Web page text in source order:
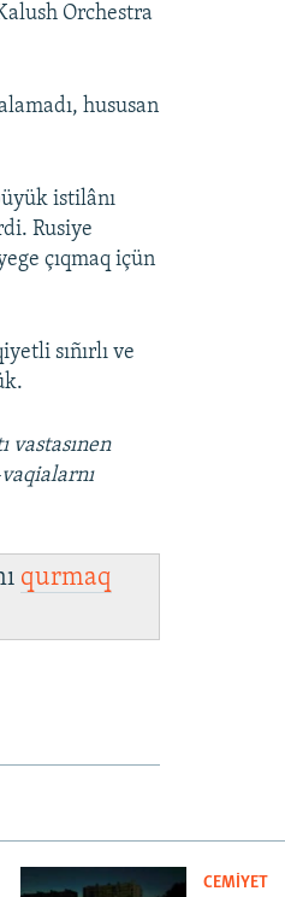
Orchestra
hususan
istilânı
Rusiye
çıqmaq içün
sıñırlı ve
vastasınen
qurmaq
CEMİYET